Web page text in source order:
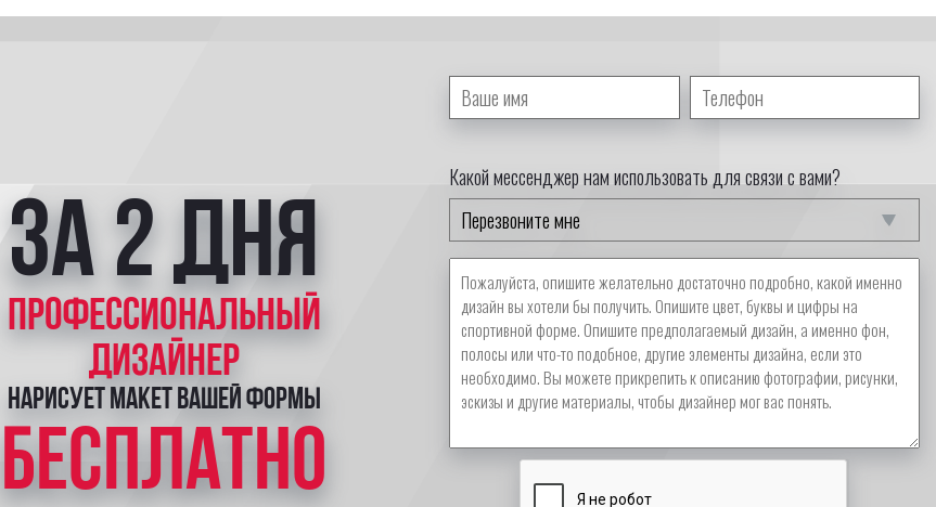
за 2 дня
профессиональный
дизайнер
нарисует макет вашей формы
БЕСПЛАТНО
Какой мессенджер нам использовать для связи с вами?